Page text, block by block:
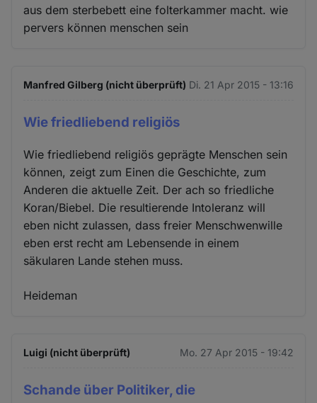
aus dem sterbebett eine folterkammer macht. wie
pervers können menschen sein
Manfred Gilberg (nicht überprüft) Di. 21 Apr 2015 - 13:16
Wie friedliebend religiös
Wie friedliebend religiös geprägte Menschen sein
können, zeigt zum Einen die Geschichte, zum
Anderen die aktuelle Zeit. Der ach so friedliche
Koran/Biebel. Die resultierende Intoleranz will
eben nicht zulassen, dass freier Menschwenwille
eben erst recht am Lebensende in einem
säkularen Lande stehen muss.
Heideman
Luigi (nicht überprüft) Mo. 27 Apr 2015 - 19:42
Schande über Politiker, die